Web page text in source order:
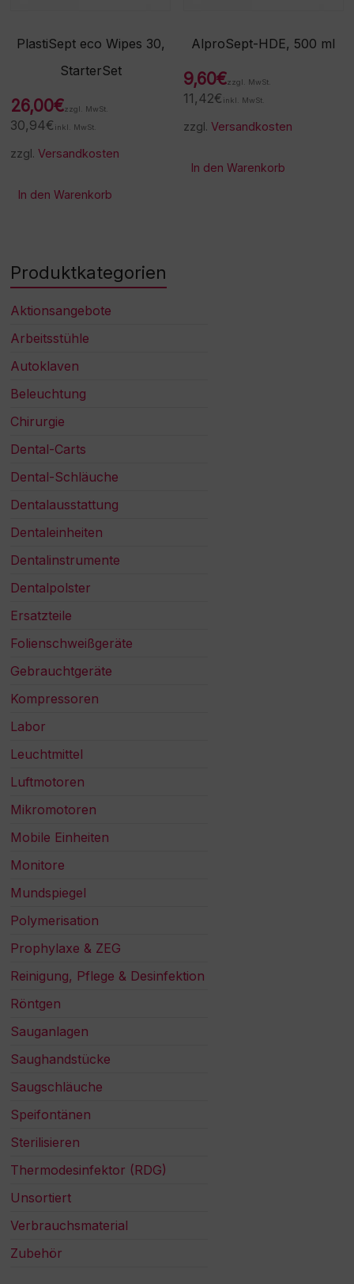
PlastiSept eco Wipes 30,
StarterSet
26,00€zzgl. MwSt.
30,94€ inkl. MwSt.
zzgl.Versandkosten
In den Warenkorb
AlproSept-HDE, 500 ml
9,60€zzgl. MwSt.
11,42€ inkl. MwSt.
zzgl.Versandkosten
In den Warenkorb
Produktkategorien
Aktionsangebote
Arbeitsstühle
Autoklaven
Beleuchtung
Chirurgie
Dental-Carts
Dental-Schläuche
Dentalausstattung
Dentaleinheiten
Dentalinstrumente
Dentalpolster
Ersatzteile
Folienschweißgeräte
Gebrauchtgeräte
Kompressoren
Labor
Leuchtmittel
Luftmotoren
Mikromotoren
Mobile Einheiten
Monitore
Mundspiegel
Polymerisation
Prophylaxe & ZEG
Reinigung, Pflege & Desinfektion
Röntgen
Sauganlagen
Saughandstücke
Saugschläuche
Speifontänen
Sterilisieren
Thermodesinfektor (RDG)
Unsortiert
Verbrauchsmaterial
Zubehör